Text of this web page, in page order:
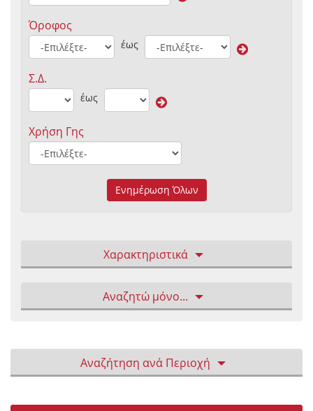
Όροφος
έως
Σ.Δ.
έως
Χρήση Γης
Ενημέρωση Όλων
Χαρακτηριστικά
Αναζητώ μόνο...
Αναζήτηση ανά Περιοχή